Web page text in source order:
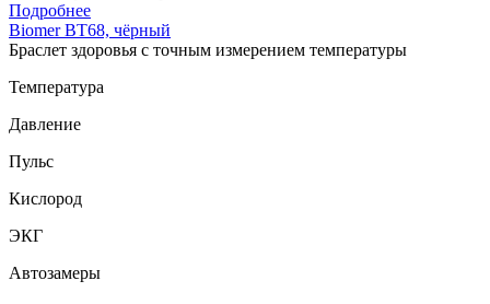
Подробнее
Biomer BT68, чёрный
Браслет здоровья с точным измерением температуры
Температура
Давление
Пульс
Кислород
ЭКГ
Автозамеры